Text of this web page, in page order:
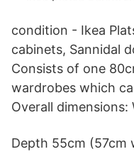
condition - Ikea
cabinets, Sannidal
Consists of one
wardrobes which
Overall
Depth 55cm (57cm